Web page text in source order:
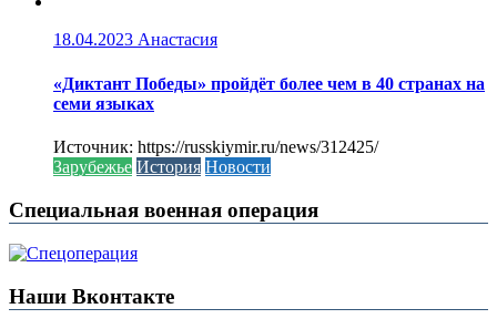
18.04.2023 Анастасия
«Диктант Победы» пройдёт более чем в 40 странах на
семи языках
Источник: https://russkiymir.ru/news/312425/
Зарубежье История Новости
Специальная военная операция
Наши Вконтакте